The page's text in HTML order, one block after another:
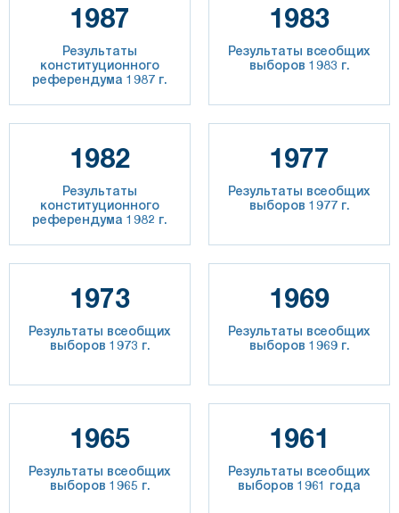
1987
Результаты
конституционного
референдума 1987 г.
1983
Результаты всеобщих
выборов 1983 г.
1982
Результаты
конституционного
референдума 1982 г.
1977
Результаты всеобщих
выборов 1977 г.
1973
Результаты всеобщих
выборов 1973 г.
1969
Результаты всеобщих
выборов 1969 г.
1965
Результаты всеобщих
выборов 1965 г.
1961
Результаты всеобщих
выборов 1961 года